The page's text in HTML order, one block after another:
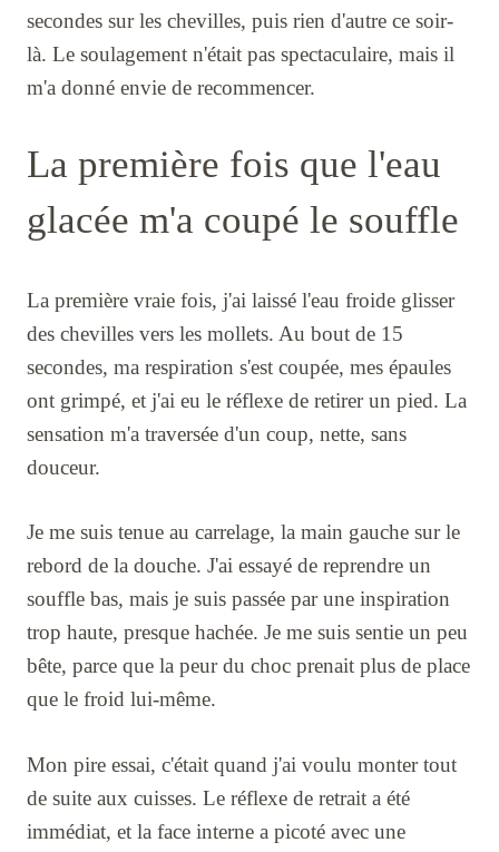
secondes sur les chevilles, puis rien d'autre ce soir-
là. Le soulagement n'était pas spectaculaire, mais il
m'a donné envie de recommencer.
La première fois que l'eau
glacée m'a coupé le souffle
La première vraie fois, j'ai laissé l'eau froide glisser
des chevilles vers les mollets. Au bout de 15
secondes, ma respiration s'est coupée, mes épaules
ont grimpé, et j'ai eu le réflexe de retirer un pied. La
sensation m'a traversée d'un coup, nette, sans
douceur.
Je me suis tenue au carrelage, la main gauche sur le
rebord de la douche. J'ai essayé de reprendre un
souffle bas, mais je suis passée par une inspiration
trop haute, presque hachée. Je me suis sentie un peu
bête, parce que la peur du choc prenait plus de place
que le froid lui-même.
Mon pire essai, c'était quand j'ai voulu monter tout
de suite aux cuisses. Le réflexe de retrait a été
immédiat, et la face interne a picoté avec une